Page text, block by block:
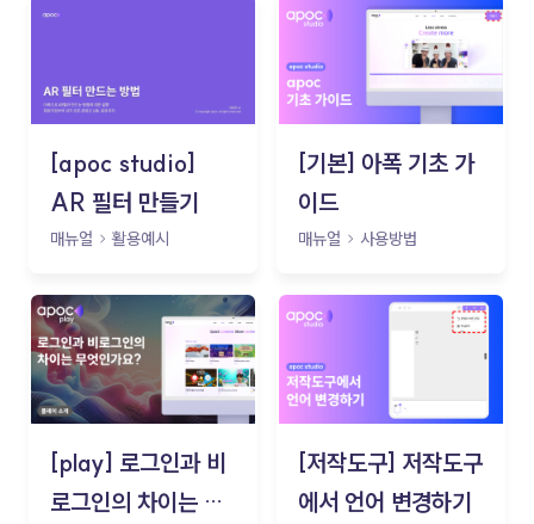
[apoc studio]
AR 필터 만들기
매뉴얼 활용예시
[기본] 아폭 기초 가
이드
매뉴얼 사용방법
[play] 로그인과 비
로그인의 차이는 무
[저작도구] 저작도구
에서 언어 변경하기